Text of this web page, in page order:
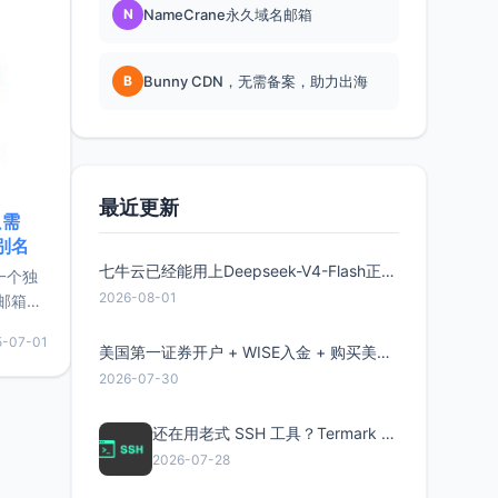
名
个独
箱等
较有
惠的
07-01
N NameCrane永久域名邮箱
B Bunny CDN，无需备案，助力出海
最近更新
七牛云已经能用上Deepseek-V4-Flash正式版了，点此领取300万Token
2026-08-01
美国第一证券开户 + WISE入金 + 购买美股全流程分享
2026-07-30
还在用老式 SSH 工具？Termark 新一代跨平台智能SSH客户端了解一下
2026-07-28